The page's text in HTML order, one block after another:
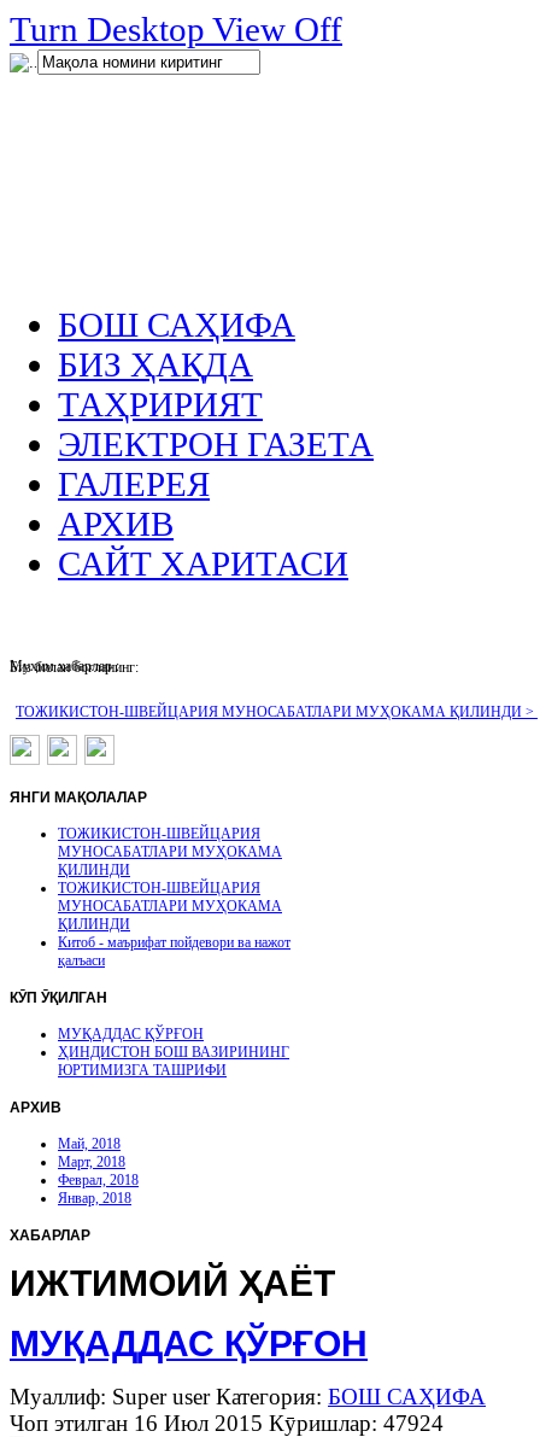
Turn Desktop View Off
.
БОШ САҲИФА
БИЗ ҲАҚДА
ТАҲРИРИЯТ
ЭЛЕКТРОН ГАЗЕТА
ГАЛЕРЕЯ
АРХИВ
САЙТ ХАРИТАСИ
Муҳим хабарлар :
ТОЖИКИСТОН-ШВЕЙЦАРИЯ МУНОСАБАТЛАРИ МУҲОКАМА ҚИЛИНДИ >
Биз билан боғланинг:
ЯНГИ МАҚОЛАЛАР
ТОЖИКИСТОН-ШВЕЙЦАРИЯ
МУНОСАБАТЛАРИ МУҲОКАМА
ҚИЛИНДИ
ТОЖИКИСТОН-ШВЕЙЦАРИЯ
МУНОСАБАТЛАРИ МУҲОКАМА
ҚИЛИНДИ
Китоб - маърифат пойдевори ва нажот
қалъаси
КӮП ӮҚИЛГАН
МУҚАДДАС ҚЎРҒОН
ҲИНДИСТОН БОШ ВАЗИРИНИНГ
ЮРТИМИЗГА ТАШРИФИ
АРХИВ
Май, 2018
Март, 2018
Феврал, 2018
Январ, 2018
ХАБАРЛАР
ИЖТИМОИЙ ҲАЁТ
МУҚАДДАС ҚЎРҒОН
Муаллиф: Super userКатегория: БОШ САҲИФА
Чоп этилган 16 Июл 2015 Кӯришлар: 47924